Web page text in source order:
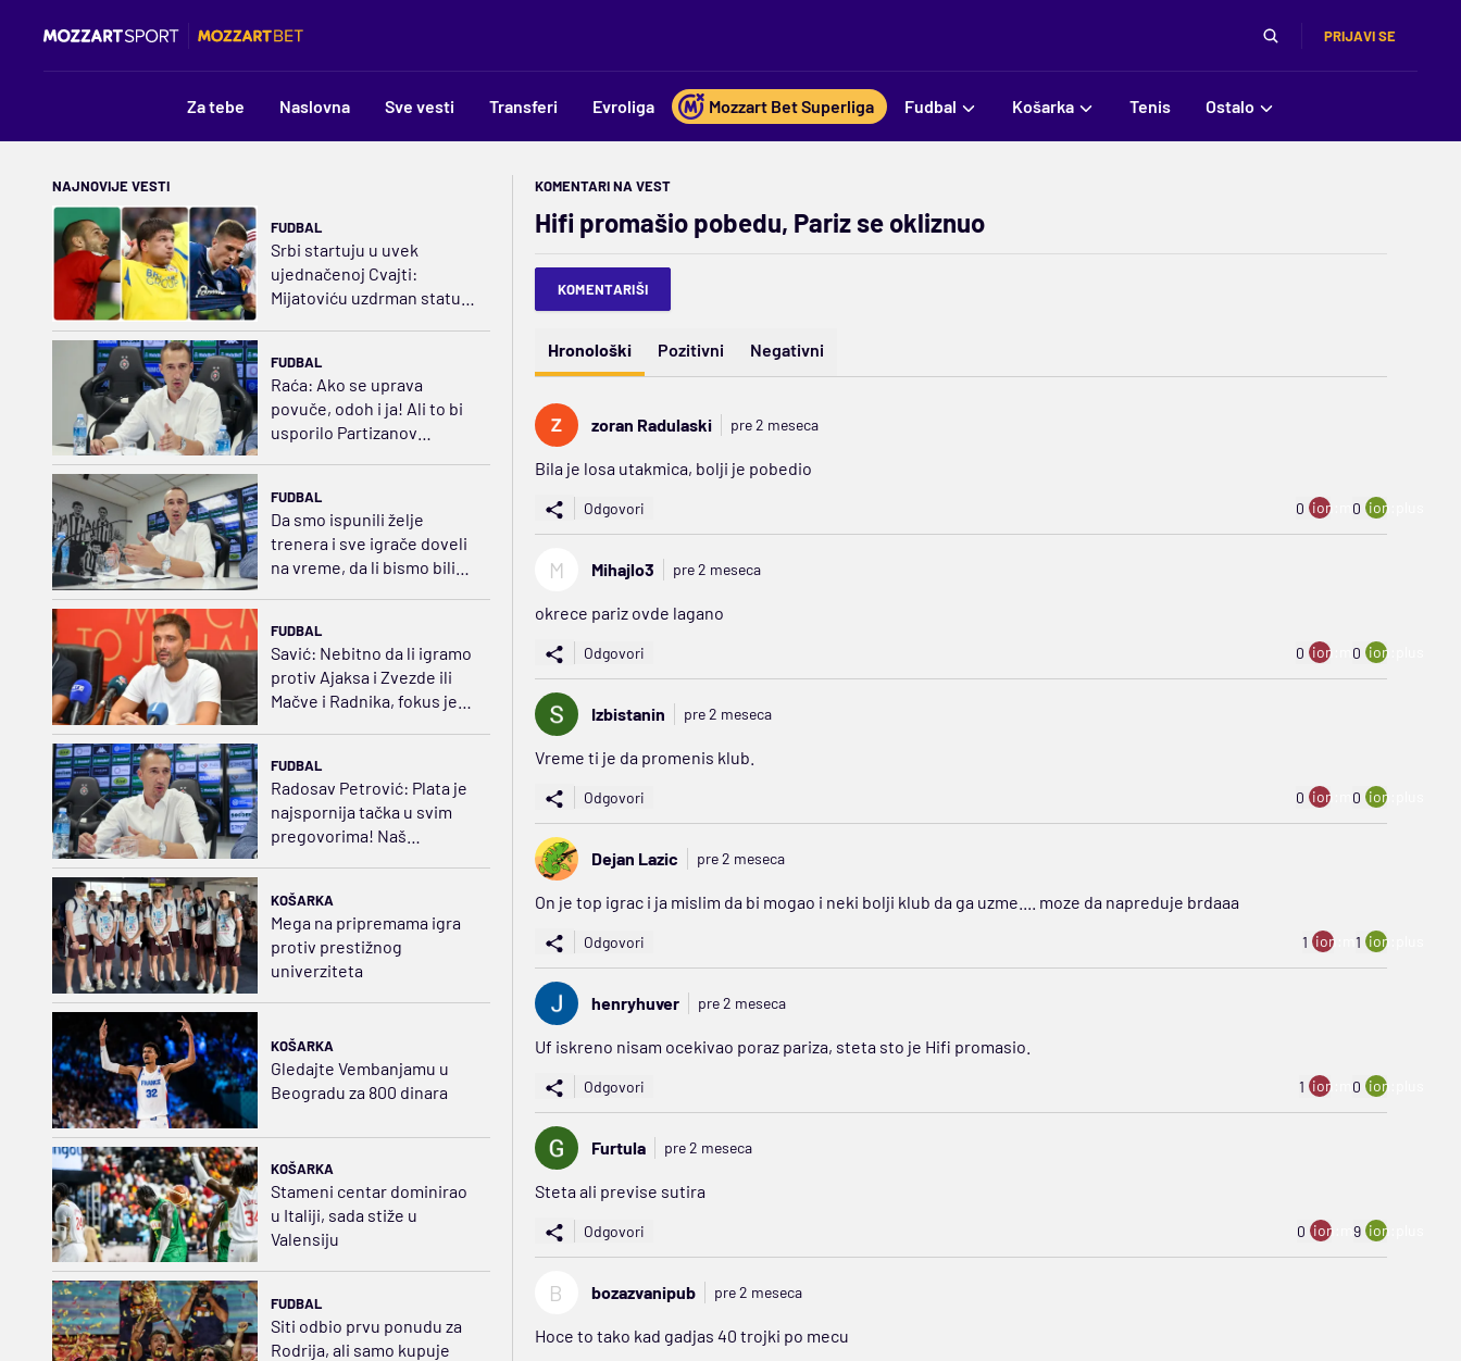
PRIJAVI SE
Za tebe Naslovna Sve vesti Transferi Evroliga Mozzart Bet Superliga Fudbal Košarka Tenis Ostalo
NAJNOVIJE VESTI
FUDBAL
Srbi startuju u uvek
ujednačenoj Cvajti:
Mijatoviću uzdrman status,
FUDBAL
Raća: Ako se uprava
povuče, odoh i ja! Ali to bi
usporilo Partizanov
FUDBAL
Da smo ispunili želje
trenera i sve igrače doveli
na vreme, da li bismo bili
FUDBAL
Savić: Nebitno da li igramo
protiv Ajaksa i Zvezde ili
Mačve i Radnika, fokus je
FUDBAL
Radosav Petrović: Plata je
najspornija tačka u svim
pregovorima! Naš
KOŠARKA
Mega na pripremama igra
protiv prestižnog
univerziteta
KOŠARKA
Gledajte Vembanjamu u
Beogradu za 800 dinara
KOŠARKA
Stameni centar dominirao
u Italiji, sada stiže u
Valensiju
FUDBAL
Siti odbio prvu ponudu za
Rodrija, ali samo kupuje
KOMENTARI NA VEST
Hifi promašio pobedu, Pariz se okliznuo
KOMENTARIŠI
Hronološki Pozitivni Negativni
zoran Radulaski pre 2 meseca
Bila je losa utakmica, bolji je pobedio
Odgovori 0 ion:minus
0 ion:plus
M Mihajlo3 pre 2 meseca
okrece pariz ovde lagano
Odgovori 0 ion:minus
0 ion:plus
Izbistanin pre 2 meseca
Vreme ti je da promenis klub.
Odgovori 0 ion:minus
0 ion:plus
Dejan Lazic pre 2 meseca
On je top igrac i ja mislim da bi mogao i neki bolji klub da ga uzme.... moze da napreduje brdaaa
Odgovori 1 ion:minus
1 ion:plus
henryhuver pre 2 meseca
Uf iskreno nisam ocekivao poraz pariza, steta sto je Hifi promasio.
Odgovori 1 ion:minus
0 ion:plus
Furtula pre 2 meseca
Steta ali previse sutira
Odgovori 0 ion:minus
9 ion:plus
B bozazvanipub pre 2 meseca
Hoce to tako kad gadjas 40 trojki po mecu